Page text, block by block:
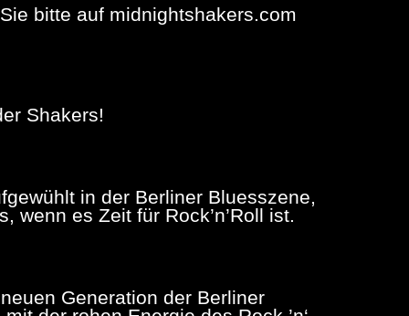
bitte auf midnightshakers.com
Shakers!
in der Berliner Bluesszene,
wenn es Zeit für Rock’n’Roll ist.
Generation der Berliner